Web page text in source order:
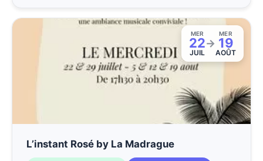
MER
22
JUIL
→
MER
19
AOÛT
L’instant Rosé by La Madrague